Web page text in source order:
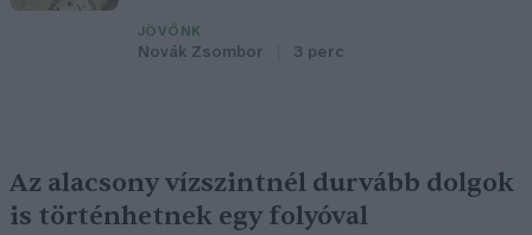
JÖVŐNK
Novák Zsombor 3 perc
Az alacsony vízszintnél durvább dolgok
is történhetnek egy folyóval